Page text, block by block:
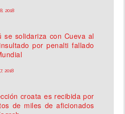
2018
se solidariza con Cueva al
por penalti fallado
2018
croata es recibida por
de miles de aficionados